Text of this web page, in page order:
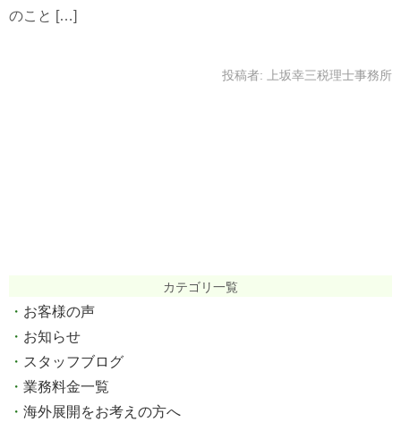
のこと […]
投稿者: 上坂幸三税理士事務所
カテゴリ一覧
お客様の声
お知らせ
スタッフブログ
業務料金一覧
海外展開をお考えの方へ